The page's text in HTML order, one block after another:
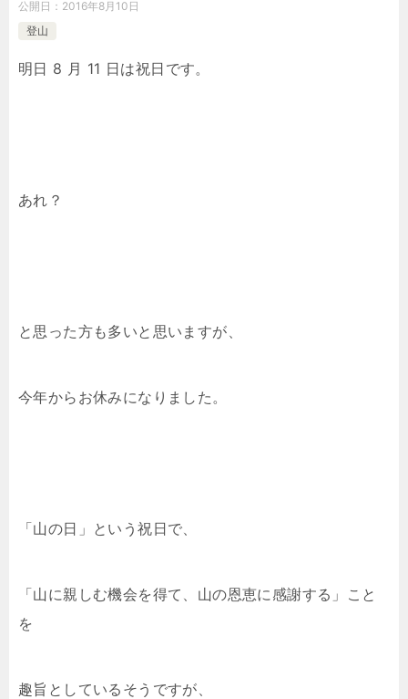
公開日： 2016年8月10日
登山
明日 8 月 11 日は祝日です。
あれ？
と思った方も多いと思いますが、
今年からお休みになりました。
「山の日」という祝日で、
「山に親しむ機会を得て、山の恩恵に感謝する」こと
を
趣旨としているそうですが、